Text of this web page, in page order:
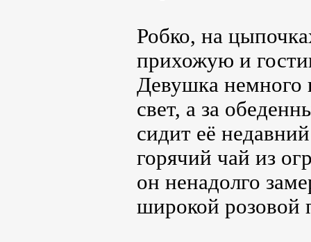
Робко, на
прихожую и
Девушка немного
свет, а за
сидит её
горячий чай из
он ненадолго
широкой розовой